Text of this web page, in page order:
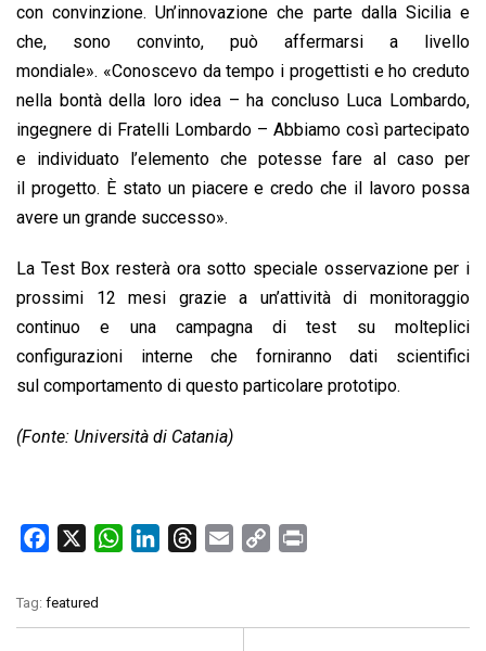
con convinzione. Un’innovazione che parte dalla Sicilia e
che, sono convinto, può affermarsi a livello
mondiale». «Conoscevo da tempo i progettisti e ho creduto
nella bontà della loro idea – ha concluso Luca Lombardo,
ingegnere di Fratelli Lombardo – Abbiamo così partecipato
e individuato l’elemento che potesse fare al caso per
il progetto. È stato un piacere e credo che il lavoro possa
avere un grande successo».
La Test Box resterà ora sotto speciale osservazione per i
prossimi 12 mesi grazie a un’attività di monitoraggio
continuo e una campagna di test su molteplici
configurazioni interne che forniranno dati scientifici
sul comportamento di questo particolare prototipo.
(Fonte: Università di Catania)
c
W
Tag: featured